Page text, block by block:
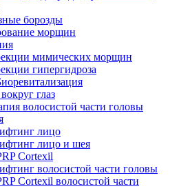
борозды
морщин
мимических морщин
гипергидроза
глаз
волосистой части головы
лицо
лицо и шея
Cortexil
волосистой части головы
Cortexil волосистой части